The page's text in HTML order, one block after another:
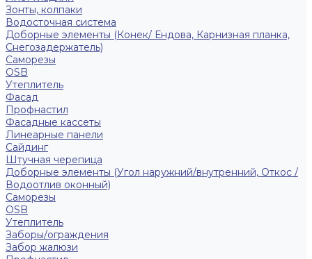
Зонты, колпаки
Водосточная система
Доборные элементы (Конек/ Ендова, Карнизная планка,
Снегозадержатель)
Саморезы
ОSB
Утеплитель
Фасад
Профнастил
Фасадные кассеты
Линеарные панели
Сайдинг
Штучная черепица
Доборные элементы (Угол наружний/внутренний, Откос /
Водоотлив оконный)
Саморезы
OSB
Утеплитель
Заборы/ограждения
Забор жалюзи